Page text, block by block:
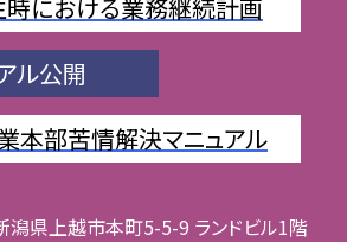
における業務継続計画
ル公開
本部苦情解決マニュアル
潟県上越市本町5-5-9 ランドビル1階